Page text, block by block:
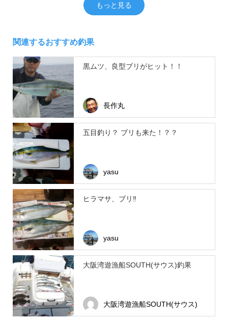
もっと見る
関連するおすすめ釣果
黒ムツ、良型ブリがヒット！！
長作丸
五目釣り？ ブリも来た！？？
yasu
ヒラマサ、ブリ‼︎
yasu
大阪湾遊漁船SOUTH(サウス)釣果
大阪湾遊漁船SOUTH(サウス)